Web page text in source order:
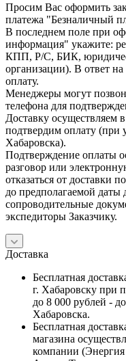
Просим Вас оформить
платежа "Безналичный
В последнем поле при
информация" укажите:
КПП, Р/С, БИК,
организации). В ответ на
оплату.
Менеджеры могут
телефона для
Доставку осуществляем
подтвердим оплату (при
Хабаровска).
Подтверждение оплаты
разговор или
отказаться от доставки
до предполагаемой даты
сопроводительные
экспедиторы Заказчику.
Доставка
Бесплатная
г. Хабаровску при
до 8 000 рублей -
Хабаровска.
Бесплатная
магазина
компании